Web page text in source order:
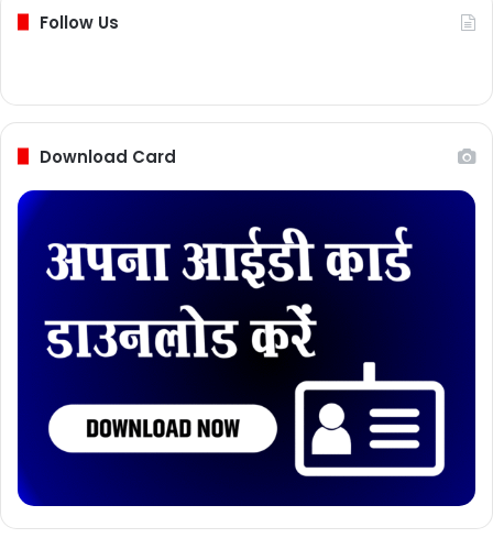
Follow Us
Download Card